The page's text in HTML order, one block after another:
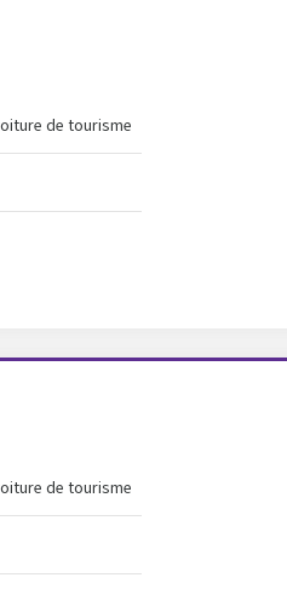
de tourisme
de tourisme